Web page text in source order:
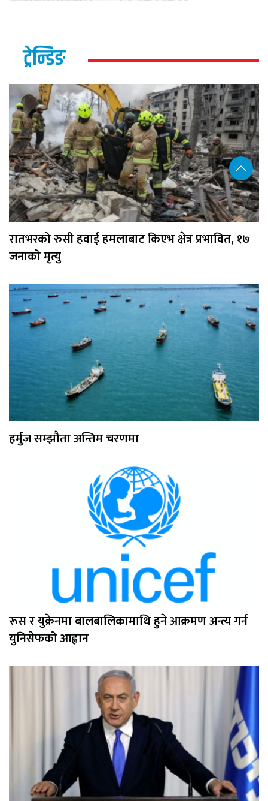
ट्रेन्डिङ
रातभरको रुसी हवाई हमलाबाट किएभ क्षेत्र प्रभावित, १७
जनाको मृत्यु
हर्मुज सम्झौता अन्तिम चरणमा
रूस र युक्रेनमा बालबालिकामाथि हुने आक्रमण अन्त्य गर्न
युनिसेफको आह्वान